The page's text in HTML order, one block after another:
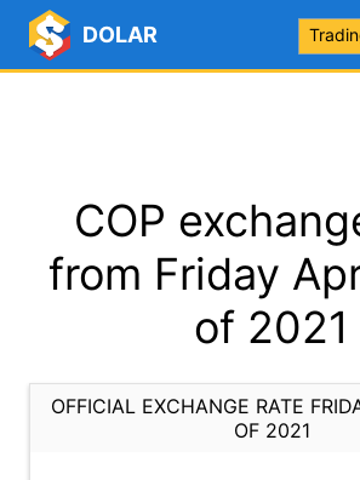
DOLAR
COP
from Friday
of 2021
OFFICIAL EXCHANGE RATE
OF 2021